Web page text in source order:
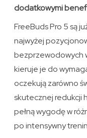
dodatkowymi
FreeBuds Pro 5 są
najwyżej
bezprzewodowych
kieruje je do
oczekują zarówno
skutecznej redukcji
pełną wygodę w
po intensywny